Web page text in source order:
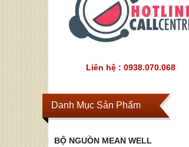
Liên hệ : 0938.070.068
Danh Mục Sản Phẩm
BỘ NGUỒN MEAN WELL